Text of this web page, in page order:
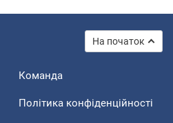
На початок
Команда
Політика конфіденційності